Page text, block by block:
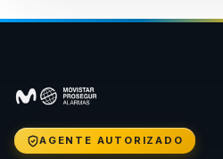
AGENTE AUTORIZADO